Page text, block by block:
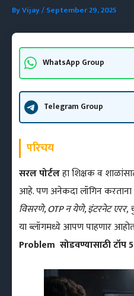
ByVijay/September 29, 2025
WhatsApp Group
Telegram Group
परिचय
सरल पोर्टलहा शिक्षक व
आहे. पण अनेकदा लॉगिन
विसरणे, OTP न येणे, इंटरनेट
या ब्लॉगमध्ये आपण पाहणार
Problem सोडवण्यासाठी टॉप